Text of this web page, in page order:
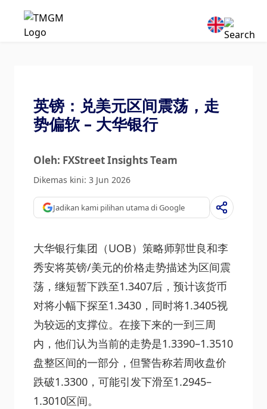
英镑：兑美元区间震荡，走
势偏软 – 大华银行
Oleh: FXStreet Insights Team
Dikemas kini: 3 Jun 2026
Jadikan kami pilihan utama di Google
大华银行集团（UOB）策略师郭世良和李
秀安将英镑/美元的价格走势描述为区间震
荡，继短暂下跌至1.3407后，预计该货币
对将小幅下探至1.3430，同时将1.3405视
为较远的支撑位。在接下来的一到三周
内，他们认为当前的走势是1.3390–1.3510
盘整区间的一部分，但警告称若周收盘价
跌破1.3300，可能引发下滑至1.2945–
1.3010区间。